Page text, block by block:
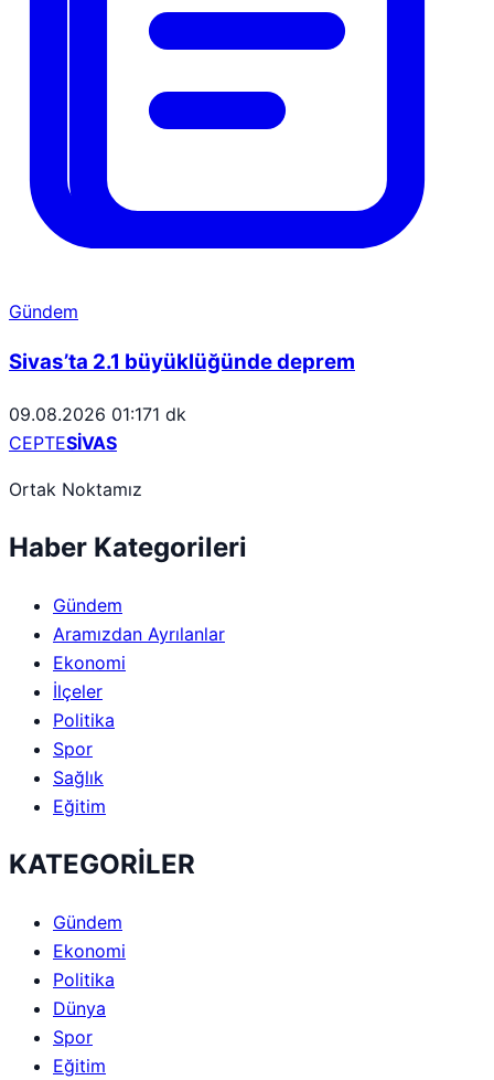
Gündem
Sivas’ta 2.1 büyüklüğünde deprem
09.08.2026 01:171 dk
CEPTESİVAS
Ortak Noktamız
Haber Kategorileri
Gündem
Aramızdan Ayrılanlar
Ekonomi
İlçeler
Politika
Spor
Sağlık
Eğitim
KATEGORİLER
Gündem
Ekonomi
Politika
Dünya
Spor
Eğitim